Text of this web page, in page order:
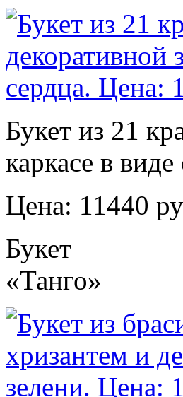
Букет из 21
каркасе в виде
Цена: 11440
Букет
«Танго»